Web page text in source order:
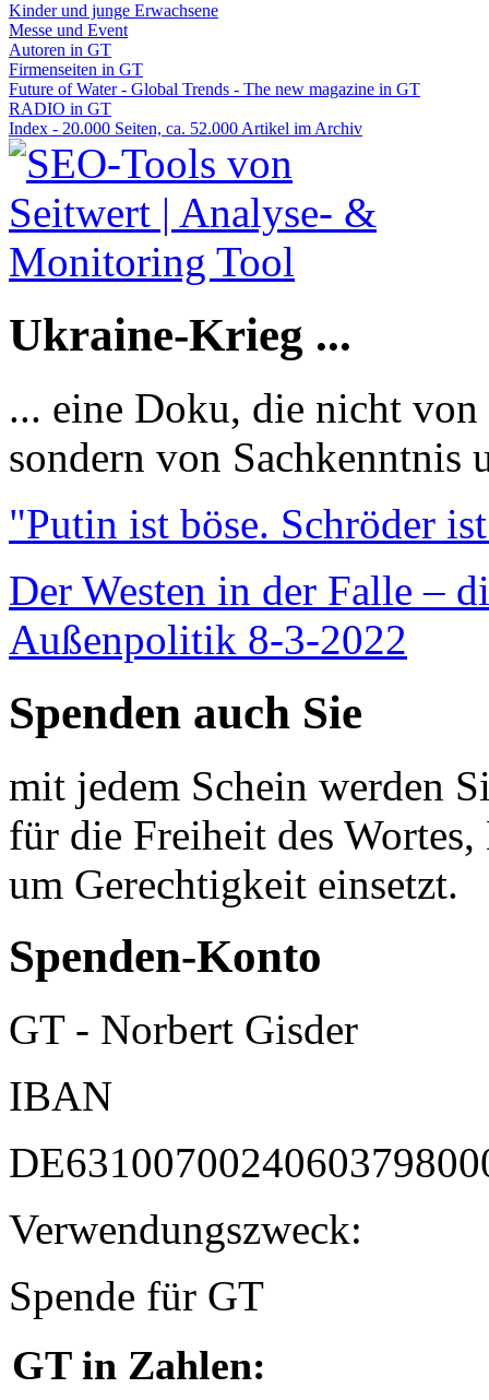
Kinder und junge Erwachsene
Messe und Event
Autoren in GT
Firmenseiten in GT
Future of Water - Global Trends - The new magazine in GT
RADIO in GT
Index - 20.000 Seiten, ca. 52.000 Artikel im Archiv
Ukraine-Krieg ...
... eine Doku, die nicht
sondern von Sachkenntnis
"Putin ist böse. Schröder
Der Westen in der Falle –
Außenpolitik 8-3-2022
Spenden auch Sie
mit jedem Schein werden
für die Freiheit des
um Gerechtigkeit einsetzt.
Spenden-Konto
GT - Norbert Gisder
IBAN
Verwendungszweck:
Spende für GT
GT in Zahlen: